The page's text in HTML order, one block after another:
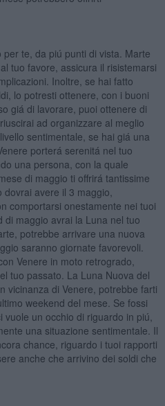
te, da piú punti di vista. Marte
tuo favore, assicura il risistemarsi
Inoltre, se hai fatto
lo potresti ottenere, con i buoni
giá di lavorare, puoi ottenere di
ad organizzare al meglio
sentimentale, se hai giá una
porterá serenitá nel tuo
una persona, con la quale
di maggio ti offrirá tantissime
dovrai avere il 3 maggio,
comportarsi onestamente nei tuoi
maggio avrai la Luna nel tuo
potrebbe arrivare una nuova
saranno giornate favorevoli.
Venere in moto retrogrado,
tuo passato. La Luna Nuova del
vicinanza di Venere, potrebbe farti
weekend del mese. Se fossi
un occhio di riguardo in piú,
una situazione sentimentale. Il
chance, riguardo i tuoi rapporti
anche che arrivino dei soldi che